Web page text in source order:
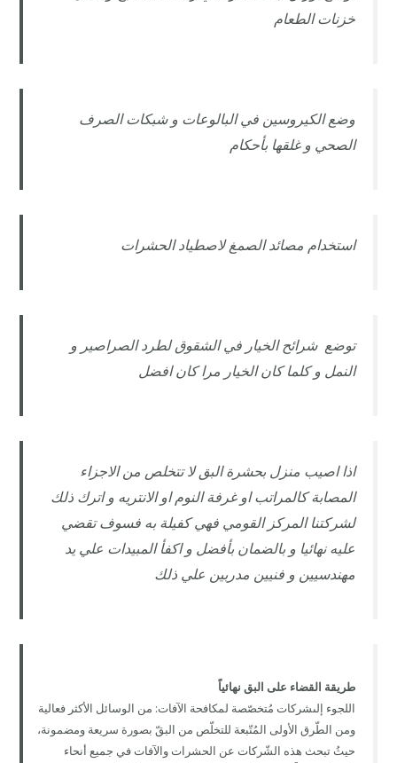
خزنات الطعام
وضع الكيروسين في البالوعات و شبكات الصرف
الصحي و غلقها بأحكام
استخدام مصائد الصمغ لاصطياد الحشرات
توضع شرائح الخيار في الشقوق لطرد الصراصير و
النمل و كلما كان الخيار مرا كان افضل
اذا اصيب منزل بحشرة البق لا تتخلص من الاجزاء
المصابة كالمراتب او غرفة النوم او الانتريه و اترك ذلك
لشركتنا المركز القومي فهي كفيلة به فسوف تقضي
عليه نهائيا و بالضمان بأفضل و اكفأ المبيدات علي يد
مهندسيين و فنيين مدربين علي ذلك
طريقة القضاء على البق نهائياً
اللجوء إلىشركات مُتخصّصة لمكافحة الآفات: من الوسائل الأكثر فعالية
ومن الطّرق الأولى المُتّبعة للتخلّص من البقّ بصورة سريعة ومضمونة،
حيثُ تبحث هذه الشّركات عن الحشرات والآفات في جميع أنحاء